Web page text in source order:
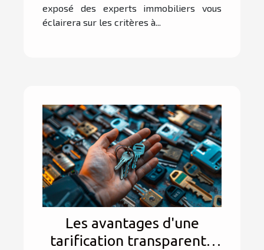
exposé des experts immobiliers vous
éclairera sur les critères à...
Les avantages d'une
tarification transparente